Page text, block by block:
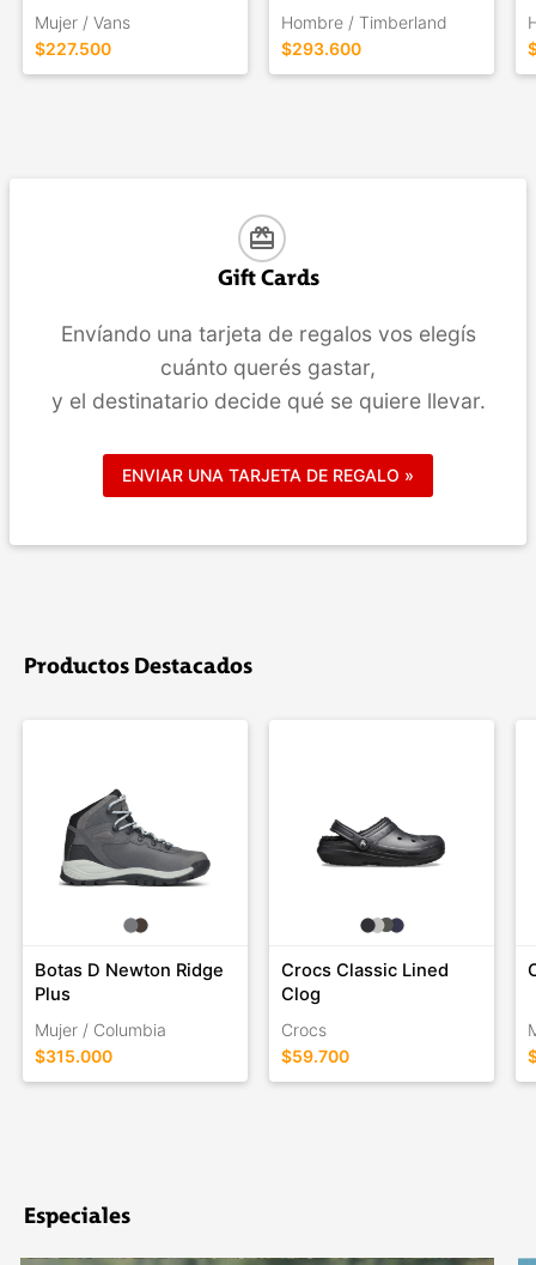
Mujer / Vans
$227.500
Hombre / Timberland
$293.600
card_giftcard
Gift Cards
Envíando una tarjeta de regalos vos elegís
cuánto querés gastar,
y el destinatario decide qué se quiere llevar.
ENVIAR UNA TARJETA DE REGALO »
Productos Destacados
Botas D Newton Ridge
Plus
Mujer / Columbia
$315.000
Crocs Classic Lined
Clog
Crocs
$59.700
Especiales